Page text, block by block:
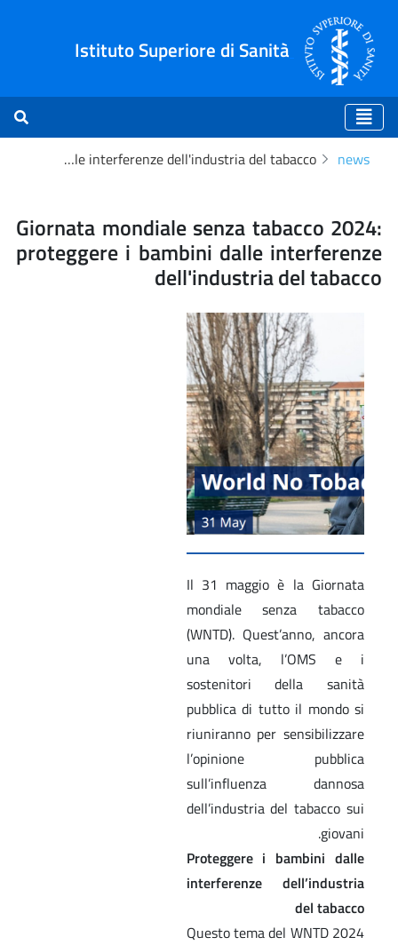
Istituto Superiore di Sanità
news
Giornata mondiale senza tabacco 2024: proteggere i bambini dalle interferenze dell'industria del tabacco
dell'industria del tabacco
Giornata mondiale senza tabacco 2024:
proteggere i bambini dalle interferenze
dell'industria del tabacco
Il 31 maggio è la Giornata
mondiale senza tabacco
(WNTD). Quest’anno, ancora
una volta, l’OMS e i
sostenitori della sanità
pubblica di tutto il mondo si
riuniranno per sensibilizzare
l’opinione pubblica
sull’influenza dannosa
dell’industria del tabacco sui
giovani.
Proteggere i bambini dalle
interferenze dell’industria
del tabacco
Questo tema del WNTD 2024